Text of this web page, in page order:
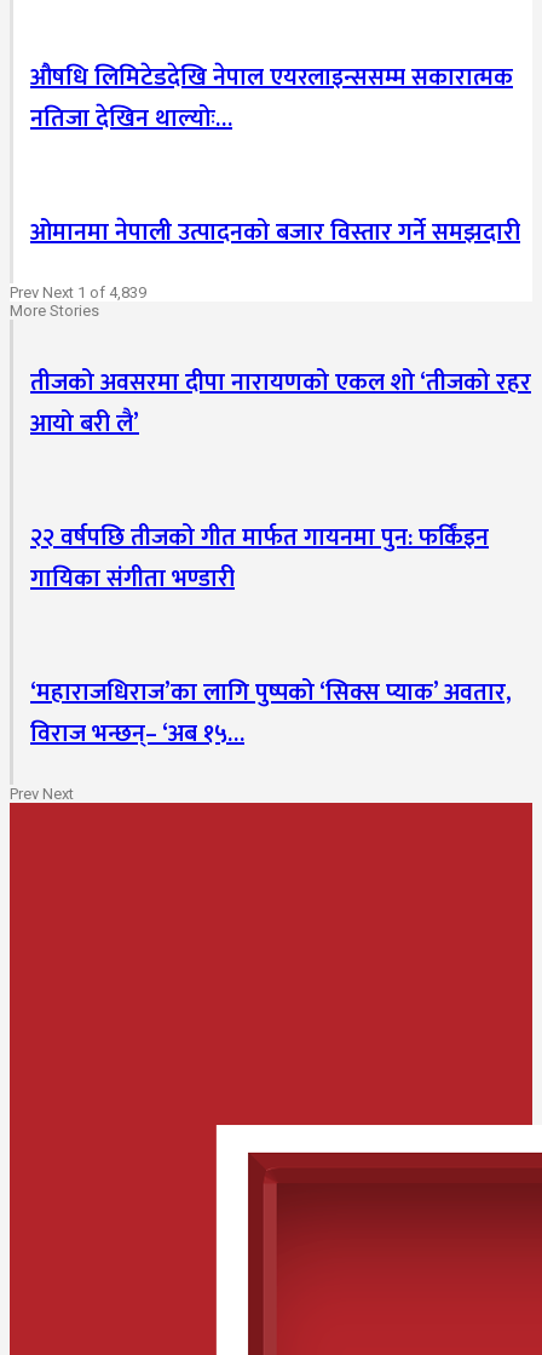
औषधि लिमिटेडदेखि नेपाल एयरलाइन्ससम्म सकारात्मक
नतिजा देखिन थाल्योः…
ओमानमा नेपाली उत्पादनको बजार विस्तार गर्ने समझदारी
Prev Next 1 of 4,839
More Stories
तीजको अवसरमा दीपा नारायणको एकल शो ‘तीजको रहर
आयो बरी लै’
२२ वर्षपछि तीजको गीत मार्फत गायनमा पुन: फर्किंइन
गायिका संगीता भण्डारी
‘महाराजधिराज’का लागि पुष्पको ‘सिक्स प्याक’ अवतार,
विराज भन्छन्– ‘अब १५…
Prev Next